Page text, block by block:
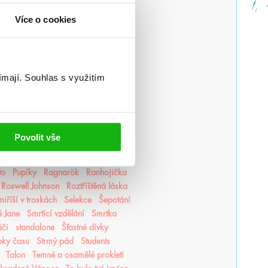
Více o cookies
Souhlas s využitím
Povolit vše
Lovkyně stínů Lunasterové
Nedej se
Nedotýkej se mě
Pupíky Ragnarök
Ranhojička
Roswell Johnson
Roztříštěná láska
v troskách Selekce
Šepotání
Jane Smrtící vzdělání
Smrtka
standalone
Šťastné dívky
času Strmý pád
Students
Talon
Temné a osamělé prokletí